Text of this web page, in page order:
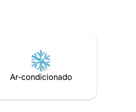
Ar-condicionado